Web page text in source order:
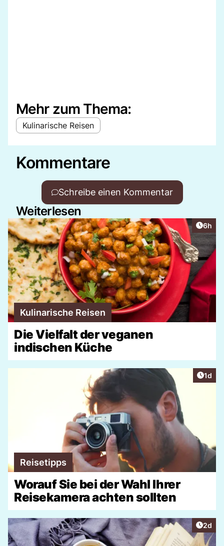
Mehr zum Thema:
Kulinarische Reisen
Kommentare
Schreibe einen Kommentar
Weiterlesen
6h
Kulinarische Reisen
Die Vielfalt der veganen
indischen Küche
1d
Reisetipps
Worauf Sie bei der Wahl Ihrer
Reisekamera achten sollten
2d